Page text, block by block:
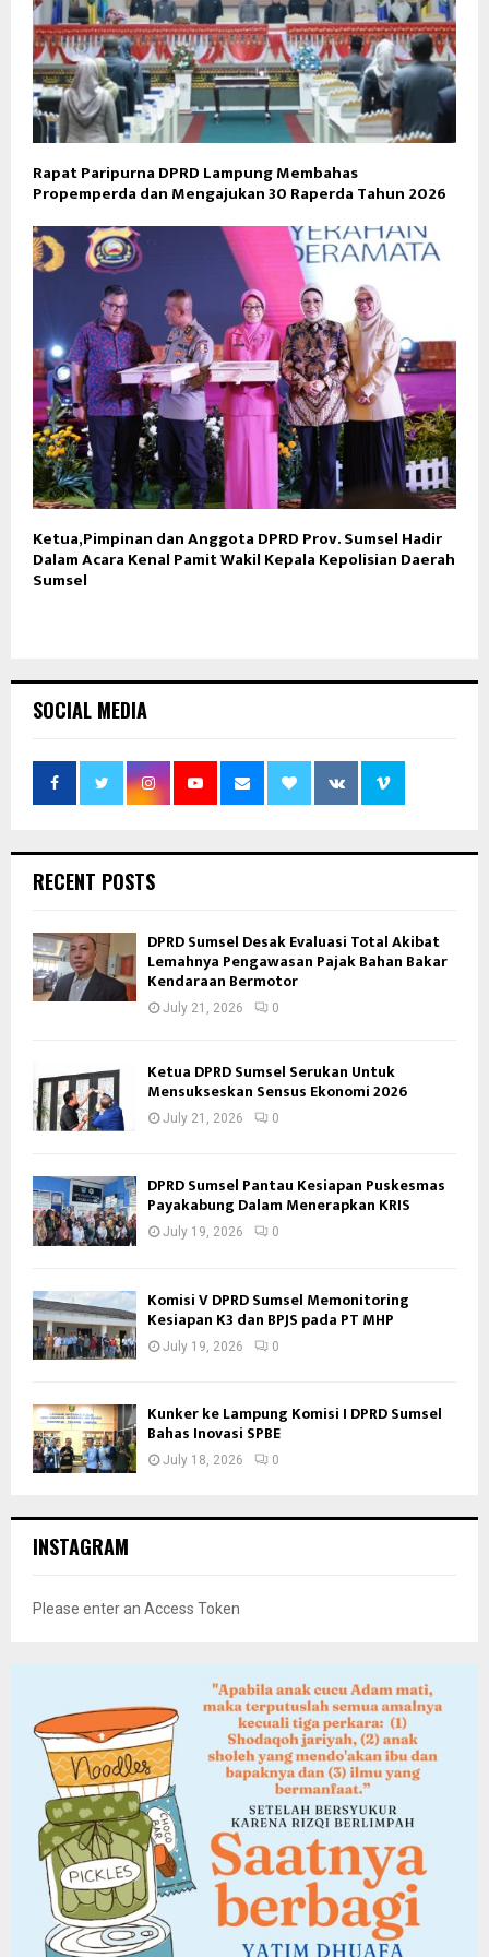
Rapat Paripurna DPRD Lampung Membahas
Propemperda dan Mengajukan 30 Raperda Tahun 2026
Ketua,Pimpinan dan Anggota DPRD Prov. Sumsel Hadir
Dalam Acara Kenal Pamit Wakil Kepala Kepolisian Daerah
Sumsel
SOCIAL MEDIA
RECENT POSTS
DPRD Sumsel Desak Evaluasi Total Akibat
Lemahnya Pengawasan Pajak Bahan Bakar
Kendaraan Bermotor
July 21, 2026 0
Ketua DPRD Sumsel Serukan Untuk
Mensukseskan Sensus Ekonomi 2026
July 21, 2026 0
DPRD Sumsel Pantau Kesiapan Puskesmas
Payakabung Dalam Menerapkan KRIS
July 19, 2026 0
Komisi V DPRD Sumsel Memonitoring
Kesiapan K3 dan BPJS pada PT MHP
July 19, 2026 0
Kunker ke Lampung Komisi I DPRD Sumsel
Bahas Inovasi SPBE
July 18, 2026 0
INSTAGRAM
Please enter an Access Token